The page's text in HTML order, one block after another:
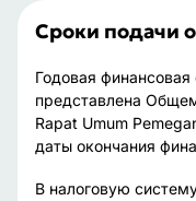
Сроки подачи
Годовая
представлена
Rapat Umum
даты окончания
В налоговую